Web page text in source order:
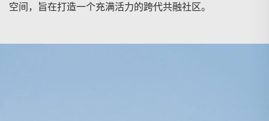
空间，旨在打造一个充满活力的跨代共融社区。